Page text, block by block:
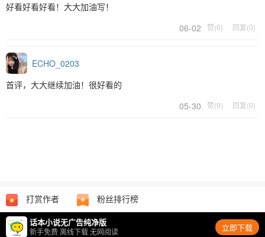
好看好看好看！大大加油写！
06-02
赞(0) 回复(0)
ECHO_0203
首评，大大继续加油！很好看的
05-30
赞(0) 回复(0)
打赏作者 粉丝排行榜
话本小说无广告纯净版
新手免费 离线下载 无网阅读 立即下载